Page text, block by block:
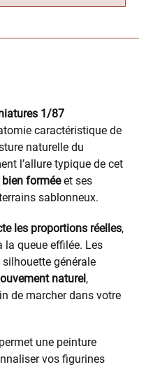
1/87
caractéristique de
naturelle du
l’allure typique de cet
bien forméeet ses
sablonneux.
les proportions réelles,
la queue effilée. Les
générale
naturel,
de marcher dans votre
une peinture
vos figurines